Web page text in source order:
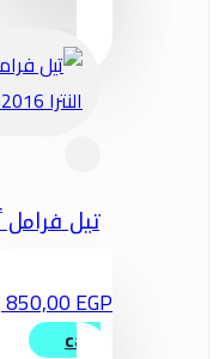
تيل فرامل
850,00EGP
cart